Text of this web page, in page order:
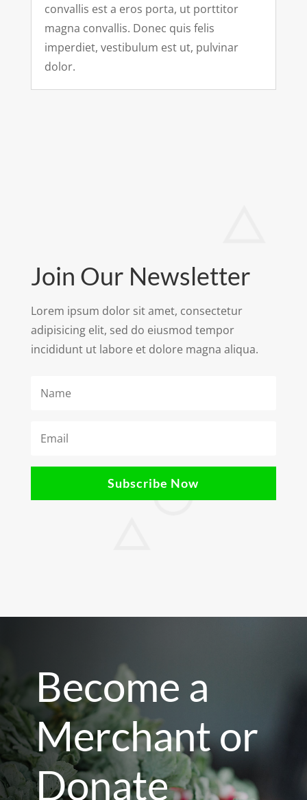
convallis est a eros porta, ut porttitor
magna convallis. Donec quis felis
imperdiet, vestibulum est ut, pulvinar
dolor.
Join Our Newsletter
Lorem ipsum dolor sit amet, consectetur
adipisicing elit, sed do eiusmod tempor
incididunt ut labore et dolore magna aliqua.
Subscribe Now
Become a
Merchant or
Donate